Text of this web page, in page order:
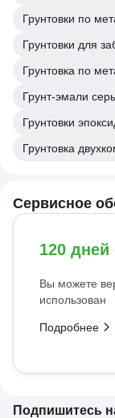
Грунтовки по
Грунтовки для
Грунтовка по
Грунт-эмали
Грунтовки
Грунтовка
Сервисное
120
Вы можете
использован
Подробнее
Подпишитесь